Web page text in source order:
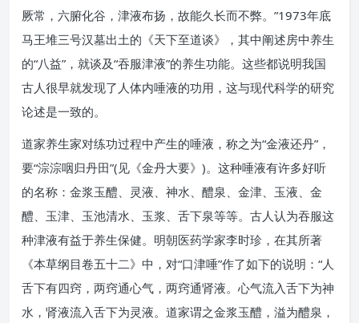
厥常，六腑化谷，津液布扬，故能久长而不弊。”1973年底
马王堆三号汉墓出土的《天下至道谈》，其中阐述房中养生
的“八益”，就谈及“吞服津液”的养生功能。这些都说明我国
古人很早就发现了人体内唾液的功用，这与现代科学的研究
论述是一致的。
道家养生家对练功过程中产生的唾液，称之为“金液还丹”，
要“淙淙咽归丹田”(见《金丹大要》)。这种唾液有许多好听
的名称：金浆玉醴、灵液、神水、醴泉、金津、玉液、金
醴、玉津、玉池清水、玉浆、舌下泉等等。古人认为吞服这
种津液有益于养生保健。明朝医药学家李时珍，在其所著
《本草纲目卷五十二》中，对“口津唾”作了如下的说明：“人
舌下有四窍，两窍通心气，两窍通肾液。心气流入舌下为神
水，肾液流入舌下为灵液。道家谓之金浆玉醴，溢为醴泉，